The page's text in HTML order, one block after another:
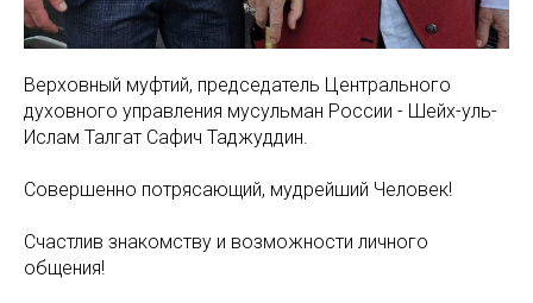
Верховный муфтий, председатель Центрального
духовного управления мусульман России - Шейх-уль-
Ислам Талгат Сафич Таджуддин.
Совершенно потрясающий, мудрейший Человек!
Счастлив знакомству и возможности личного
общения!